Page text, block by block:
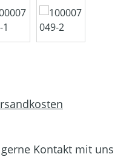
Kontakt mit uns